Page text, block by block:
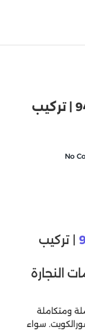
نجار القصور الكويت | 94937214 | تركيب
| تركيب
النجارة
ومتكاملة
سواء